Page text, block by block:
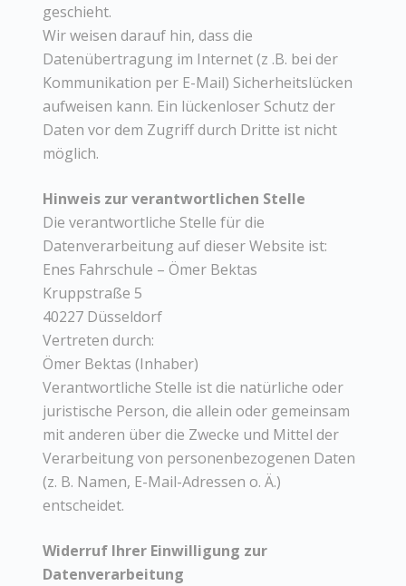
geschieht.
Wir weisen darauf hin, dass die
Datenübertragung im Internet (z .B. bei der
Kommunikation per E-Mail) Sicherheitslücken
aufweisen kann. Ein lückenloser Schutz der
Daten vor dem Zugriff durch Dritte ist nicht
möglich.
Hinweis zur verantwortlichen Stelle
Die verantwortliche Stelle für die
Datenverarbeitung auf dieser Website ist:
Enes Fahrschule – Ömer Bektas
Kruppstraße 5
40227 Düsseldorf
Vertreten durch:
Ömer Bektas (Inhaber)
Verantwortliche Stelle ist die natürliche oder
juristische Person, die allein oder gemeinsam
mit anderen über die Zwecke und Mittel der
Verarbeitung von personenbezogenen Daten
(z. B. Namen, E-Mail-Adressen o. Ä.)
entscheidet.
Widerruf Ihrer Einwilligung zur
Datenverarbeitung